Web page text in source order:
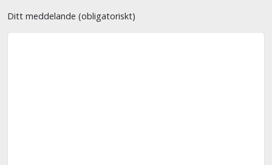
Ditt meddelande (obligatoriskt)